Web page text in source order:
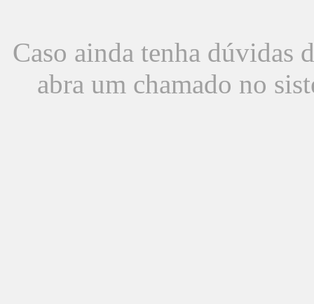
Caso ainda tenha dúvidas
abra um chamado no